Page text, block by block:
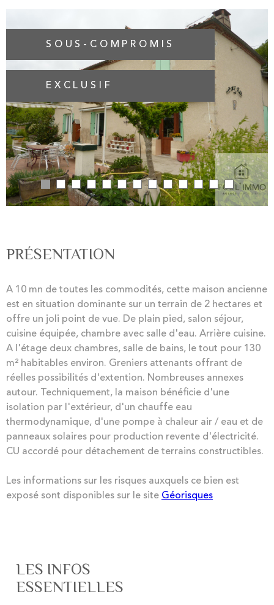
SOUS-COMPROMIS
EXCLUSIF
PRÉSENTATION
A 10 mn de toutes les commodités, cette maison ancienne
est en situation dominante sur un terrain de 2 hectares et
offre un joli point de vue. De plain pied, salon séjour,
cuisine équipée, chambre avec salle d'eau. Arrière cuisine.
A l'étage deux chambres, salle de bains, le tout pour 130
m² habitables environ. Greniers attenants offrant de
réelles possibilités d'extention. Nombreuses annexes
autour. Techniquement, la maison bénéficie d'une
isolation par l'extérieur, d'un chauffe eau
thermodynamique, d'une pompe à chaleur air / eau et de
panneaux solaires pour production revente d'électricité.
CU accordé pour détachement de terrains constructibles.
Les informations sur les risques auxquels ce bien est
exposé sont disponibles sur le site Géorisques
LES INFOS
ESSENTIELLES